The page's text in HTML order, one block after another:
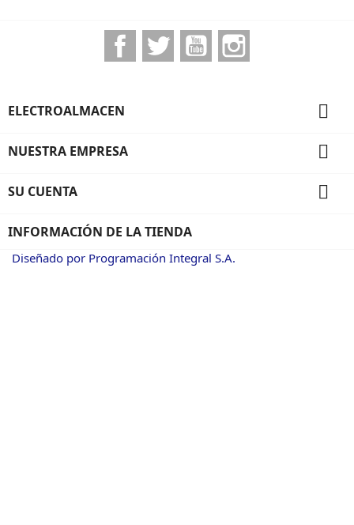
FacebookTwitter YouTube
ELECTROALMACEN 
NUESTRA EMPRESA 
SU CUENTA 
INFORMACIÓN DE LA TIENDA
Diseñado por Programación Integral S.A.